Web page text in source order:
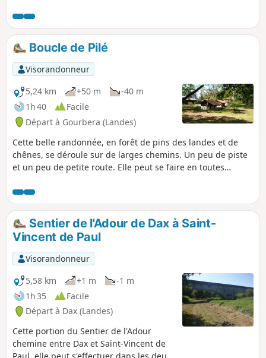
Bouhette, le magnifique Moulin de Pouymartet et traverser
le Ruisseau de Cabanes sur un étroit pont de 30 cm (facile).
Boucle de Pilé
Visorandonneur
5,24 km
+50 m
-40 m
1h 40
Facile
Départ à Gourbera (Landes)
Cette belle randonnée, en forêt de pins des landes et de
chênes, se déroule sur de larges chemins. Un peu de piste
et un peu de petite route. Elle peut se faire en toutes
fleur.
Sentier de l'Adour de Dax à Saint-
Vincent de Paul
Visorandonneur
5,58 km
+1 m
-1 m
1h 35
Facile
Départ à Dax (Landes)
Cette portion du Sentier de l'Adour
chemine entre Dax et Saint-Vincent de